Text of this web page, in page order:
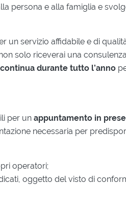
persona e alla famiglia e
un servizio affidabile e di
solo riceverai una
durante tutto l’anno
per unappuntamento in
necessaria per
operatori;
oggetto del visto di